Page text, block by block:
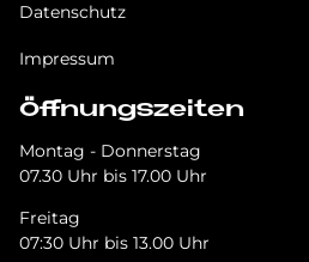
Datenschutz
Impressum
Öffnungszeiten
Montag - Donnerstag
07.30 Uhr bis 17.00 Uhr
Freitag
07:30 Uhr bis 13.00 Uhr